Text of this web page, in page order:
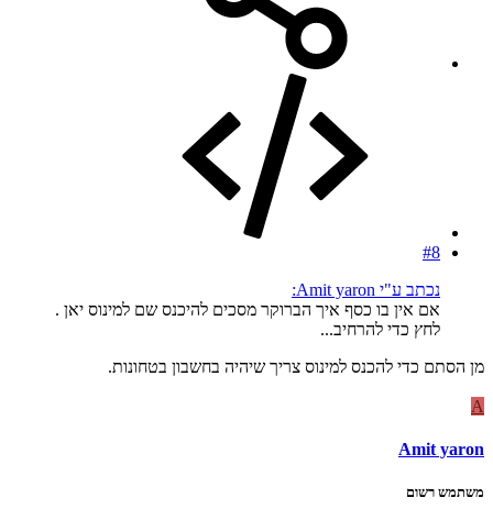
#8
נכתב ע"י Amit yaron:
אם אין בו כסף איך הברוקר מסכים להיכנס שם למינוס יאן .
לחץ כדי להרחיב...
מן הסתם כדי להכנס למינוס צריך שיהיה בחשבון בטחונות.
A
Amit yaron
משתמש רשום